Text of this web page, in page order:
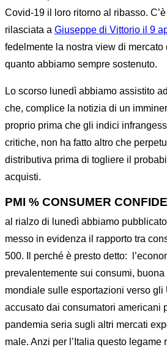
Covid-19 il loro ritorno al ribasso.
rilasciata a Giuseppe di Vittorio il 9
fedelmente la nostra view di mercato
quanto abbiamo sempre sostenuto.
Lo scorso lunedì abbiamo assistito
che, complice la notizia di un
proprio prima che gli indici
critiche, non ha fatto altro che
distributiva prima di togliere il
acquisti.
PMI % CONSUMER
al rialzo di lunedì abbiamo
messo in evidenza il rapporto tra
500. Il perché è presto detto:
prevalentemente sui consumi,
mondiale sulle esportazioni verso gli
accusato dai consumatori americani
pandemia seria sugli altri mercati
male. Anzi per l’Italia questo legame